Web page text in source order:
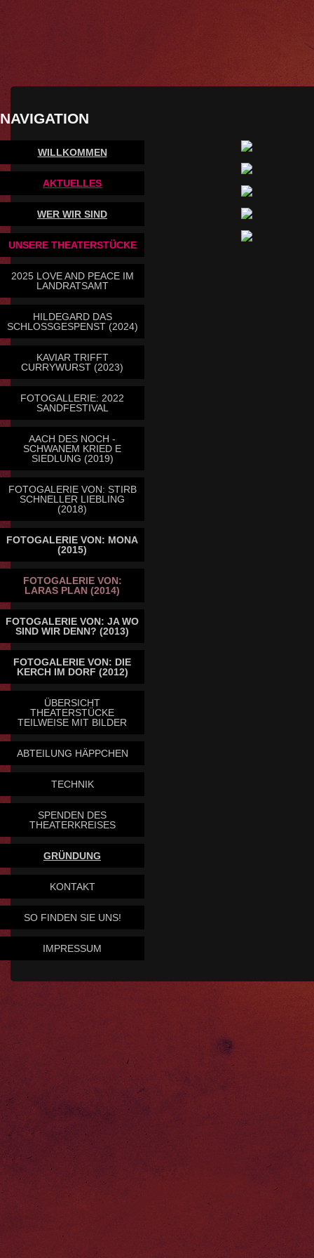
NAVIGATION
WILLKOMMEN
AKTUELLES
WER WIR SIND
UNSERE THEATERSTÜCKE
2025 LOVE AND PEACE IM
LANDRATSAMT
HILDEGARD DAS
SCHLOSSGESPENST (2024)
KAVIAR TRIFFT
CURRYWURST (2023)
FOTOGALLERIE: 2022
SANDFESTIVAL
AACH DES NOCH -
SCHWANEM KRIED E
SIEDLUNG (2019)
FOTOGALERIE VON: STIRB
SCHNELLER LIEBLING
(2018)
FOTOGALERIE VON: MONA
(2015)
FOTOGALERIE VON:
LARAS PLAN (2014)
FOTOGALERIE VON: JA WO
SIND WIR DENN? (2013)
FOTOGALERIE VON: DIE
KERCH IM DORF (2012)
ÜBERSICHT
THEATERSTÜCKE
TEILWEISE MIT BILDER
ABTEILUNG HÄPPCHEN
TECHNIK
SPENDEN DES
THEATERKREISES
GRÜNDUNG
KONTAKT
SO FINDEN SIE UNS!
IMPRESSUM